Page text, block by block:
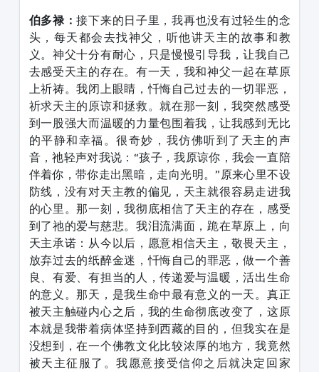
伯多禄：接下来的日子里，我再也没有过轻生的念
头，每天都会去找神父，听他讲天主的故事和教
义。神父十分有耐心，只是慢慢引导我，让我自己
去感受天主的存在。有一天，我和神父一起在草原
上祈祷。我闭上眼睛，忏悔自己过去的一切罪恶，
祈求天主的原谅和拯救。就在那一刻，我突然感受
到一股强大而温暖的力量包围着我，让我感到无比
的平静和幸福。很奇妙，我仿佛听到了天主的声
音，祂轻声对我说： “孩子，我原谅你，我会一直陪
伴着你，带你走出黑暗，走向光明。”原来心里不设
防线，没有对天主教的偏见，天主就很容易走进我
的心里。那一刻，我彻底相信了天主的存在，感受
到了祂的爱与慈悲。我泪流满面，跪在草原上，向
天主承诺：从今以后，愿意相信天主，敬畏天主，
放弃过去的纸醉金迷，忏悔自己的罪恶，做一个善
良、有爱、有担当的人，传递爱与温暖，活出生命
的意义。那天，是我生命中最有意义的一天。真正
被天主触碰内心之后，我的生命彻底改变了，这原
本就是我带着病体坚持到西藏的目的，但我实在是
没想到，在一个佛教文化比较浓厚的地方，我竟然
被天主征服了。我愿意接受信仰之后就决定回家